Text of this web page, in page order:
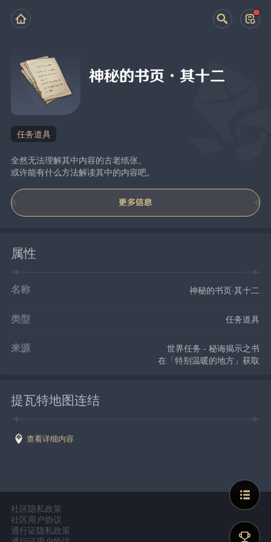
神秘的书页·其十二
任务道具
全然无法理解其中内容的古老纸张。
或许能有什么方法解读其中的内容吧。
更多信息
属性
名称 神秘的书页·其十二
类型 任务道具
来源
世界任务 - 秘诲揭示之书
在「特别温暖的地方」获取
提瓦特地图连结
查看详细内容
社区隐私政策
社区用户协议
通行证隐私政策